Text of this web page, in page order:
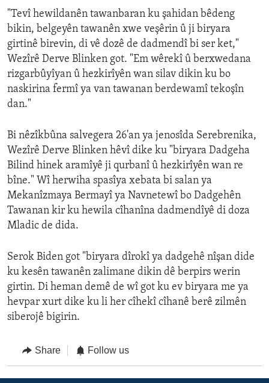
"Tevî hewildanên tawanbaran ku şahidan bêdeng
bikin, belgeyên tawanên xwe veşêrin û ji biryara
girtinê birevin, di vê dozê de dadmendî bi ser ket,"
Wezîrê Derve Blinken got. "Em wêrekî û berxwedana
rizgarbûyîyan û hezkirîyên wan silav dikin ku bo
naskirina fermî ya van tawanan berdewamî tekoşîn
dan."
Bi nêzîkbûna salvegera 26'an ya jenosîda Serebrenika,
Wezîrê Derve Blinken hêvî dike ku "biryara Dadgeha
Bilind hinek aramîyê ji qurbanî û hezkirîyên wan re
bîne." Wî herwiha spasîya xebata bi salan ya
Mekanîzmaya Bermayî ya Navnetewî bo Dadgehên
Tawanan kir ku hewila cîhanîna dadmendîyê di doza
Mladic de dida.
Serok Biden got "biryara dîrokî ya dadgehê nîşan dide
ku kesên tawanên zalimane dikin dê berpirs werin
girtin. Di heman demê de wî got ku ev biryara me ya
hevpar xurt dike ku li her cîhekî cîhanê berê zilmên
siberojê bigirin.
Share Follow us